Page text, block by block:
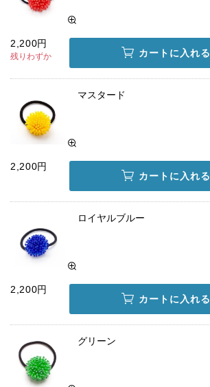
2,200円
残りわずか カートに入れる
マスタード
2,200円
カートに入れる
ロイヤルブルー
2,200円
カートに入れる
グリーン